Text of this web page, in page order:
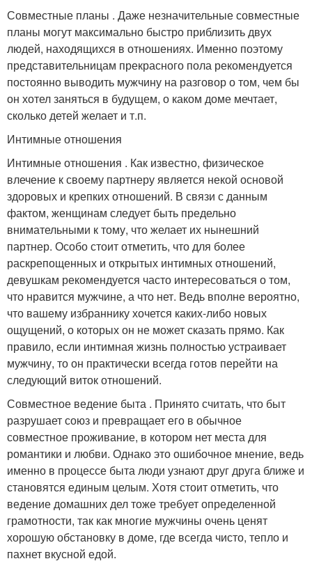
Совместные планы . Даже незначительные совместные
планы могут максимально быстро приблизить двух
людей, находящихся в отношениях. Именно поэтому
представительницам прекрасного пола рекомендуется
постоянно выводить мужчину на разговор о том, чем бы
он хотел заняться в будущем, о каком доме мечтает,
сколько детей желает и т.п.
Интимные отношения
Интимные отношения . Как известно, физическое
влечение к своему партнеру является некой основой
здоровых и крепких отношений. В связи с данным
фактом, женщинам следует быть предельно
внимательными к тому, что желает их нынешний
партнер. Особо стоит отметить, что для более
раскрепощенных и открытых интимных отношений,
девушкам рекомендуется часто интересоваться о том,
что нравится мужчине, а что нет. Ведь вполне вероятно,
что вашему избраннику хочется каких-либо новых
ощущений, о которых он не может сказать прямо. Как
правило, если интимная жизнь полностью устраивает
мужчину, то он практически всегда готов перейти на
следующий виток отношений.
Совместное ведение быта . Принято считать, что быт
разрушает союз и превращает его в обычное
совместное проживание, в котором нет места для
романтики и любви. Однако это ошибочное мнение, ведь
именно в процессе быта люди узнают друг друга ближе и
становятся единым целым. Хотя стоит отметить, что
ведение домашних дел тоже требует определенной
грамотности, так как многие мужчины очень ценят
хорошую обстановку в доме, где всегда чисто, тепло и
пахнет вкусной едой.